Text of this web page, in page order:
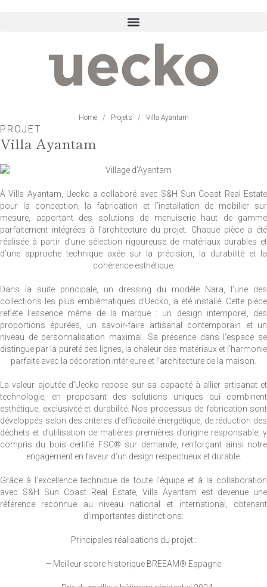
Home/ Projets / Villa Ayantam
PROJET
Villa Ayantam
À Villa Ayantam, Uecko a collaboré avec S&H Sun Coast Real Estate
pour la conception, la fabrication et l’installation de mobilier sur
mesure, apportant des solutions de menuiserie haut de gamme
parfaitement intégrées à l’architecture du projet. Chaque pièce a été
réalisée à partir d’une sélection rigoureuse de matériaux durables et
d’une approche technique axée sur la précision, la durabilité et la
cohérence esthétique.
Dans la suite principale, un dressing du modèle Nara, l’une des
collections les plus emblématiques d’Uecko, a été installé. Cette pièce
reflète l’essence même de la marque : un design intemporel, des
proportions épurées, un savoir-faire artisanal contemporain et un
niveau de personnalisation maximal. Sa présence dans l’espace se
distingue par la pureté des lignes, la chaleur des matériaux et l’harmonie
parfaite avec la décoration intérieure et l’architecture de la maison.
La valeur ajoutée d’Uecko repose sur sa capacité à allier artisanat et
technologie, en proposant des solutions uniques qui combinent
esthétique, exclusivité et durabilité. Nos processus de fabrication sont
développés selon des critères d’efficacité énergétique, de réduction des
déchets et d’utilisation de matières premières d’origine responsable, y
compris du bois certifié FSC® sur demande, renforçant ainsi notre
engagement en faveur d’un design respectueux et durable.
Grâce à l’excellence technique de toute l’équipe et à la collaboration
avec S&H Sun Coast Real Estate, Villa Ayantam est devenue une
référence reconnue au niveau national et international, obtenant
d’importantes distinctions:
Principales réalisations du projet :
– Meilleur score historique BREEAM® Espagne